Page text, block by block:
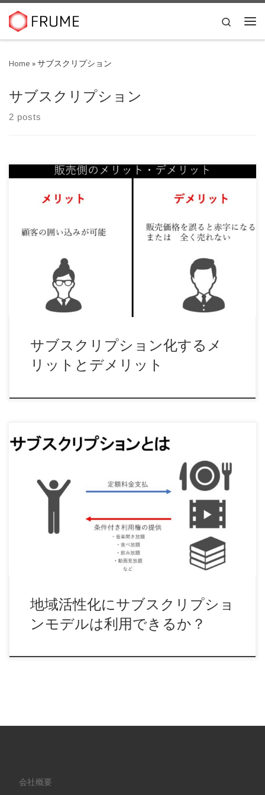
Skip to content
Search
Home »サブスクリプション
サブスクリプション
2 posts
サブスクリプションは今後も進化していく可能性が高い。定
サブスクリプション化するメ
リットとデメリット
地域活性化にサブスクリプションモデルは利用できるか？
最近、食べ放題、飲み放題の毎月定額制利用権が流 […]
地域活性化にサブスクリプショ
ンモデルは利用できるか？
会社概要